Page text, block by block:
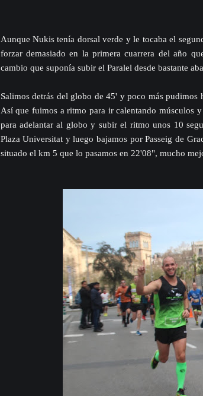
Aunque Nukis tenía dorsal verde y le tocaba el
forzar demasiado en la primera cuarrera del año
cambio que suponía subir el Paralel desde bastante
Salimos detrás del globo de 45' y poco más
Así que fuimos a ritmo para ir calentando músculos
para adelantar al globo y subir el ritmo unos 10
Plaza Universitat y luego bajamos por Passeig de
situado el km 5 que lo pasamos en 22'08", mucho